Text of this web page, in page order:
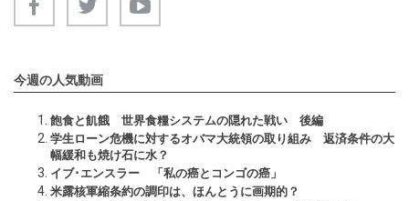
今週の人気動画
飽食と飢餓 世界食糧システムの隠れた戦い 後編
学生ローン危機に対するオバマ大統領の取り組み 返済条件の大
幅緩和も焼け石に水？
イブ･エンスラー 「私の癌とコンゴの癌」
米露核軍縮条約の調印は、ほんとうに画期的？